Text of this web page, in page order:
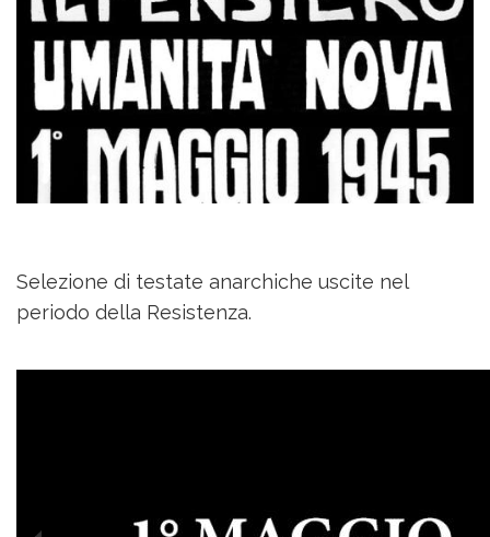
Selezione di testate anarchiche uscite nel
periodo della Resistenza.